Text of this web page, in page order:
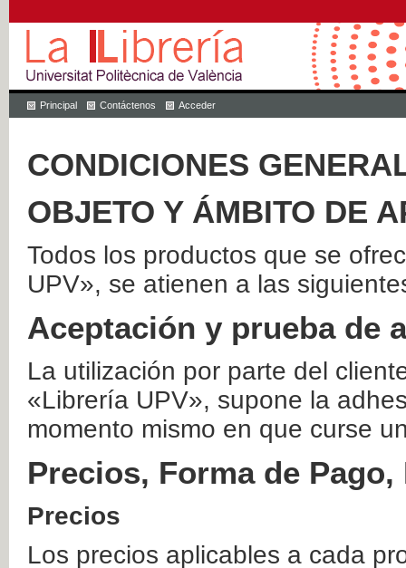
Principal Contáctenos Acceder
CONDICIONES
OBJETO Y ÁMBITO DE
Todos los productos que se
UPV», se atienen a las
Aceptación y prueba de
La utilización por parte del
«Librería UPV», supone la
momento mismo en que curse
Precios, Forma de
Precios
Los precios aplicables a cada